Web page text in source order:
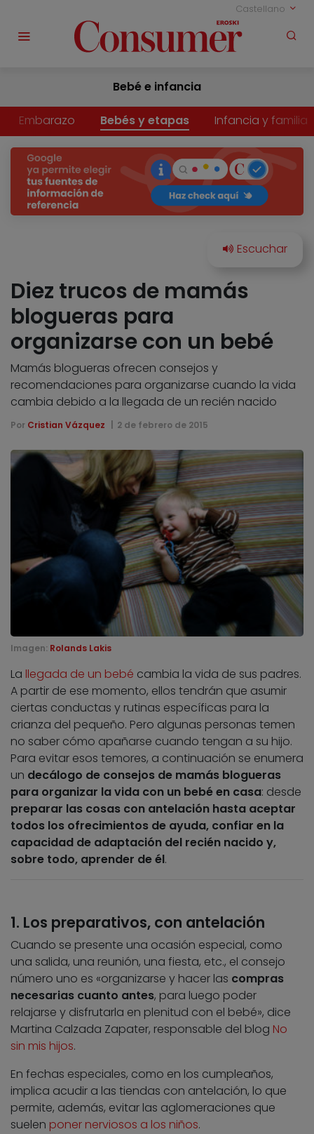
Castellano
Bebé e infancia
Embarazo Bebés y etapas Infancia y familia
Diez trucos de mamás
blogueras para
organizarse con un bebé
Mamás blogueras ofrecen consejos y
recomendaciones para organizarse cuando la vida
cambia debido a la llegada de un recién nacido
Por Cristian Vázquez 2 de febrero de 2015
Imagen: Rolands Lakis
La llegada de un bebé cambia la vida de sus padres.
A partir de ese momento, ellos tendrán que asumir
ciertas conductas y rutinas específicas para la
crianza del pequeño. Pero algunas personas temen
no saber cómo apañarse cuando tengan a su hijo.
Para evitar esos temores, a continuación se enumera
un decálogo de consejos de mamás blogueras
para organizar la vida con un bebé en casa: desde
preparar las cosas con antelación hasta aceptar
todos los ofrecimientos de ayuda, confiar en la
capacidad de adaptación del recién nacido y,
sobre todo, aprender de él.
1. Los preparativos, con antelación
Cuando se presente una ocasión especial, como
una salida, una reunión, una fiesta, etc., el consejo
número uno es «organizarse y hacer las compras
necesarias cuanto antes, para luego poder
relajarse y disfrutarla en plenitud con el bebé», dice
Martina Calzada Zapater, responsable del blog No
sin mis hijos.
En fechas especiales, como en los cumpleaños,
implica acudir a las tiendas con antelación, lo que
permite, además, evitar las aglomeraciones que
suelen poner nerviosos a los niños.